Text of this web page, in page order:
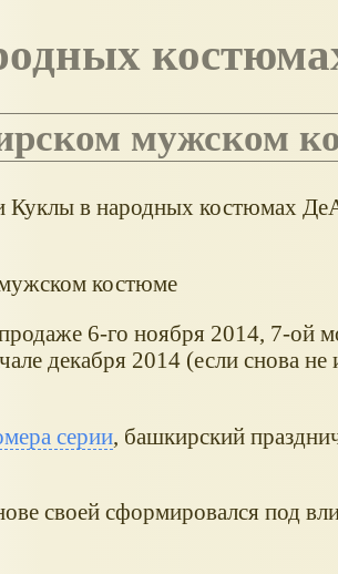
мужском
Куклы в народных костюмах
костюме
6-го ноября 2014, 7-ой
декабря 2014 (если снова не
серии, башкирский
своей сформировался под